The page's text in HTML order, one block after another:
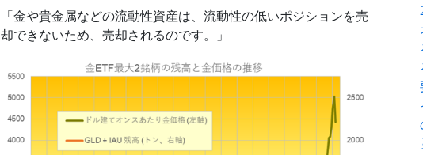
「金や貴金属などの流動性資産は、流動性の低いポジションを売
却できないため、売却されるのです。」